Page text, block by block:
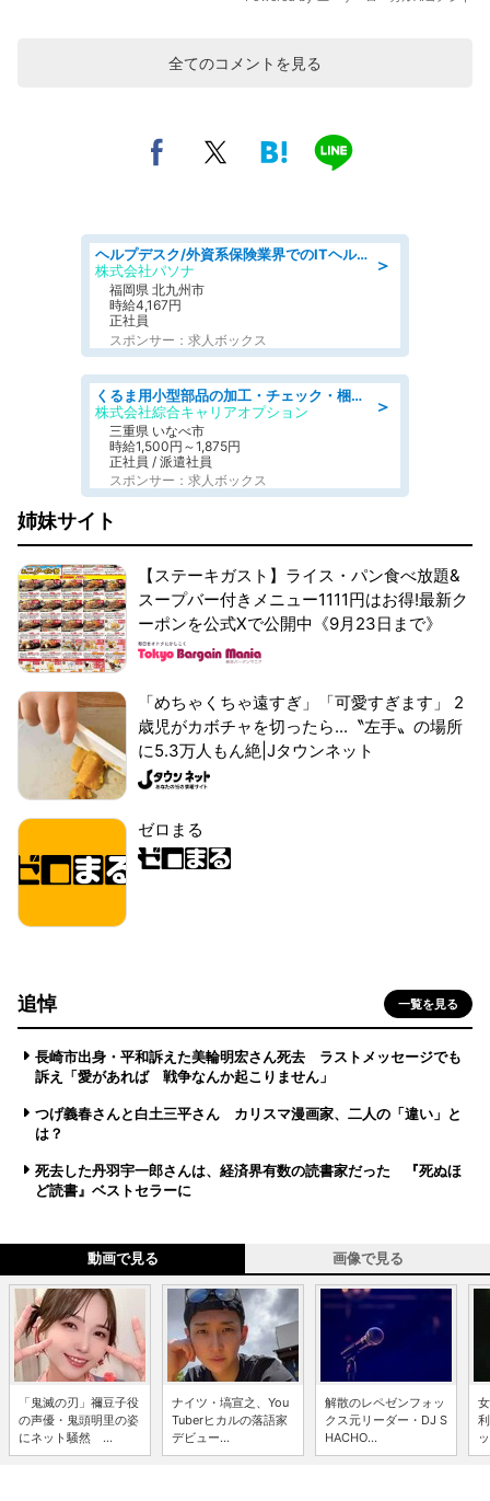
全てのコメントを見る
＞
ヘルプデスク/外資系保険業界でのITヘルプデスク業務/駅近/即日勤務可/ヘルプデスク
株式会社パソナ
福岡県 北九州市
時給4,167円
正社員
スポンサー：求人ボックス
＞
くるま用小型部品の加工・チェック・梱包/好条件
株式会社綜合キャリアオプション
三重県 いなべ市
時給1,500円～1,875円
正社員 / 派遣社員
スポンサー：求人ボックス
姉妹サイト
【ステーキガスト】ライス・パン食べ放題&
スープバー付きメニュー1111円はお得!最新ク
ーポンを公式Xで公開中《9月23日まで》
「めちゃくちゃ遠すぎ」「可愛すぎます」 2
歳児がカボチャを切ったら...〝左手〟の場所
に5.3万人もん絶|Jタウンネット
ゼロまる
追悼 一覧を見る
長崎市出身・平和訴えた美輪明宏さん死去 ラストメッセージでも
訴え「愛があれば 戦争なんか起こりません」
つげ義春さんと白土三平さん カリスマ漫画家、二人の「違い」と
は？
死去した丹羽宇一郎さんは、経済界有数の読書家だった 『死ぬほ
ど読書』ベストセラーに
動画で見る 画像で見る
「鬼滅の刃」禰豆子役
の声優・鬼頭明里の姿
にネット騒然 ...
ナイツ・塙宣之、You
Tuberヒカルの落語家
デビュー...
解散のレペゼンフォッ
クス元リーダー・DJ S
HACHO...